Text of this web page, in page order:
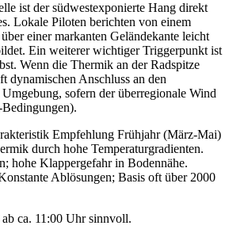
ist der südwestexponierte Hang direkt
Lokale Piloten berichten von einem
einer markanten Geländekante leicht
Ein weiterer wichtiger Triggerpunkt ist
Wenn die Thermik an der Radspitze
dynamischen Anschluss an den
sofern der überregionale Wind
Empfehlung Frühjahr (März-Mai)
durch hohe Temperaturgradienten.
hohe Klappergefahr in Bodennähe.
Ablösungen; Basis oft über 2000
ca. 11:00 Uhr sinnvoll.